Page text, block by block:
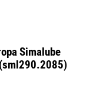
Simalube